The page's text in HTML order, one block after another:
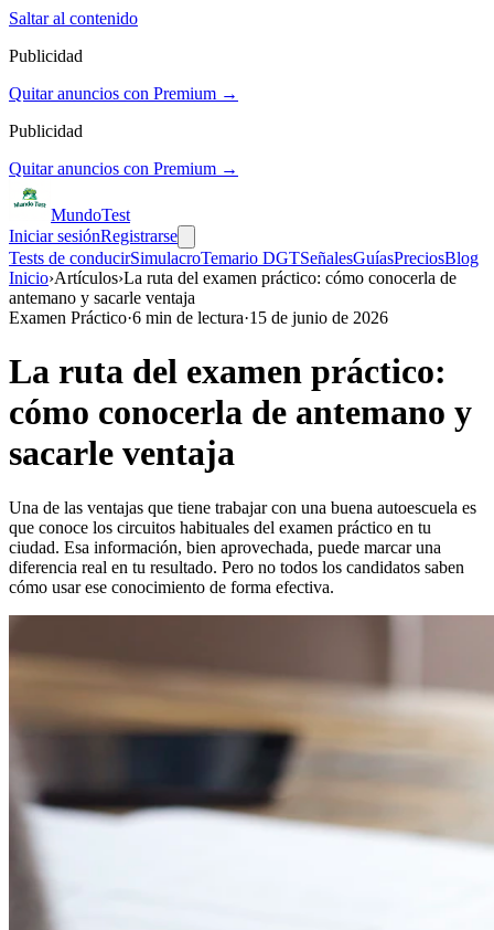
Saltar al contenido
Publicidad
Quitar anuncios con Premium →
Publicidad
Quitar anuncios con Premium →
MundoTest
Iniciar sesiónRegistrarse
Tests de conducirSimulacroTemario DGTSeñalesGuíasPreciosBlog
Inicio›Artículos›La ruta del examen práctico: cómo conocerla de
antemano y sacarle ventaja
Examen Práctico·6 min de lectura·15 de junio de 2026
La ruta del examen práctico:
cómo conocerla de antemano y
sacarle ventaja
Una de las ventajas que tiene trabajar con una buena autoescuela es
que conoce los circuitos habituales del examen práctico en tu
ciudad. Esa información, bien aprovechada, puede marcar una
diferencia real en tu resultado. Pero no todos los candidatos saben
cómo usar ese conocimiento de forma efectiva.